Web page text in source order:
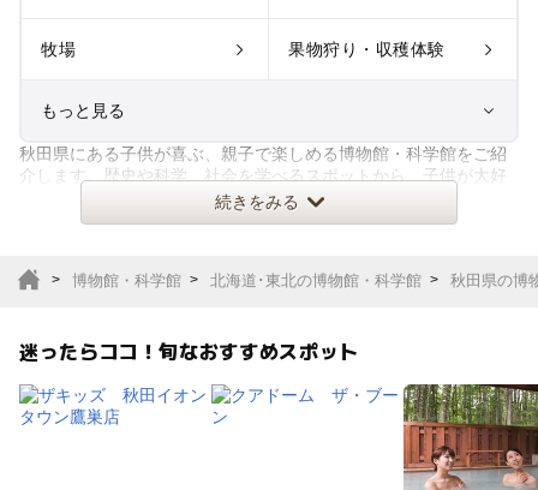
牧場 果物狩り・収穫体験
もっと見る
室内遊び場 遊園地
サファリパーク
植物園・フラワーパー
秋田県にある子供が喜ぶ、親子で楽しめる博物館・科学館をご紹
介します。歴史や科学、社会を学べるスポットから、子供が大好
きな恐竜や電車、飛行機などが続きをみる
博物館・科学館 北海道･東北の博物館・科学館 秋田県の博
迷ったらココ！旬なおすすめスポット